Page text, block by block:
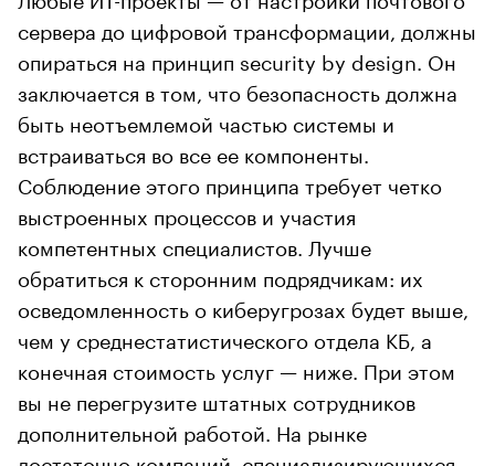
сервера до цифровой трансформации, должны
опираться на принцип security by design. Он
заключается в том, что безопасность должна
быть неотъемлемой частью системы и
встраиваться во все ее компоненты.
Соблюдение этого принципа требует четко
выстроенных процессов и участия
компетентных специалистов. Лучше
обратиться к сторонним подрядчикам: их
осведомленность о киберугрозах будет выше,
чем у среднестатистического отдела КБ, а
конечная стоимость услуг — ниже. При этом
вы не перегрузите штатных сотрудников
дополнительной работой. На рынке